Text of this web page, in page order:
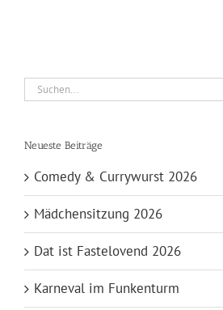
Suche
nach:
Neueste Beiträge
Comedy & Currywurst 2026
Mädchensitzung 2026
Dat ist Fastelovend 2026
Karneval im Funkenturm